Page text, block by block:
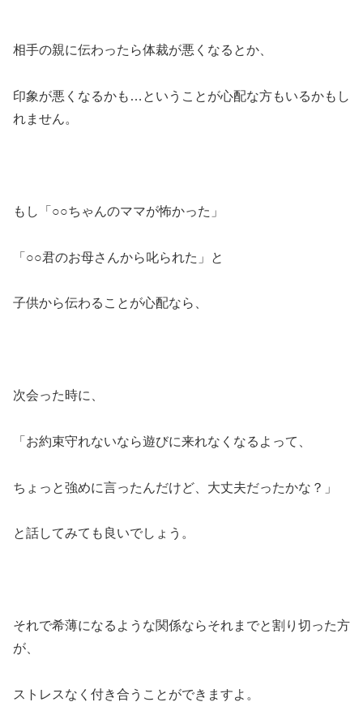
相手の親に伝わったら体裁が悪くなるとか、
印象が悪くなるかも…ということが心配な方もいるかもし
れません。
もし「○○ちゃんのママが怖かった」
「○○君のお母さんから叱られた」と
子供から伝わることが心配なら、
次会った時に、
「お約束守れないなら遊びに来れなくなるよって、
ちょっと強めに言ったんだけど、大丈夫だったかな？」
と話してみても良いでしょう。
それで希薄になるような関係ならそれまでと割り切った方
が、
ストレスなく付き合うことができますよ。